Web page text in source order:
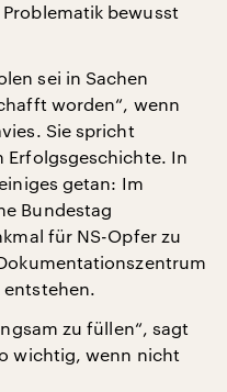
bewusst
sei in Sachen
worden“, wenn
Sie spricht
Erfolgsgeschichte. In
getan: Im
Bundestag
für NS-Opfer zu
entstehen.
zu füllen“, sagt
wichtig, wenn nicht